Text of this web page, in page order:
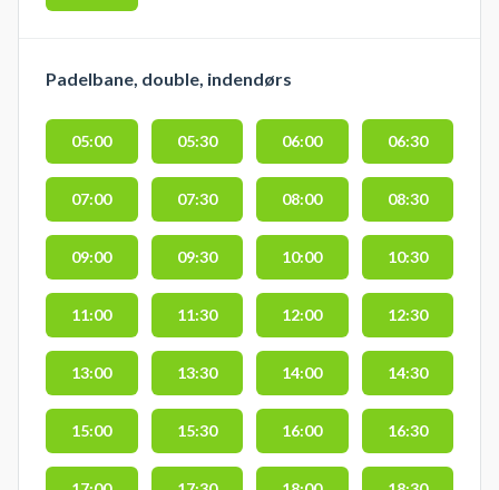
Padelbane, double, indendørs
05:00 05:30 06:00 06:30
07:00 07:30 08:00 08:30
09:00 09:30 10:00 10:30
11:00 11:30 12:00 12:30
13:00 13:30 14:00 14:30
15:00 15:30 16:00 16:30